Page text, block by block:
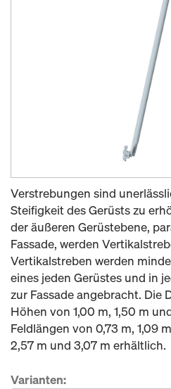
Verstrebungen sind
Steifigkeit des Gerüsts zu
der äußeren Gerüstebene,
Fassade, werden
Vertikalstreben werden
eines jeden Gerüstes und in
zur Fassade angebracht. Die
Höhen von 1,00 m, 1,50 m
Feldlängen von 0,73 m, 1,09
2,57 m und 3,07 m erhältlich.
Varianten: